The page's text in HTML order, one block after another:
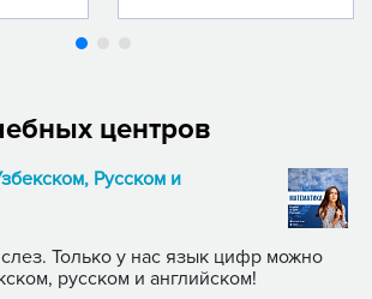
центров
Русском и
Только у нас язык цифр можно
русском и английском!